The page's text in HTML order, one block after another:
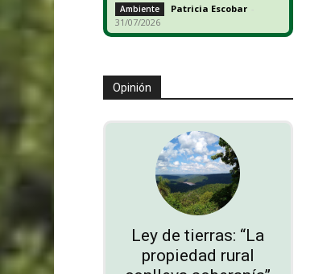
Ambiente Patricia Escobar -
31/07/2026
Opinión
Ley de tierras: “La
propiedad rural